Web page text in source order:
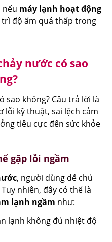
nếu máy lạnh hoạt động
trì độ ẩm quá thấp trong
nước có sao
sao không? Câu trả lời là
lỗi kỹ thuật, sai lệch cảm
tiêu cực đến sức khỏe
gặp lỗi ngầm
, người dùng dễ chủ
nhiên, đây có thể là
lạnh ngầm như:
lạnh không đủ nhiệt độ